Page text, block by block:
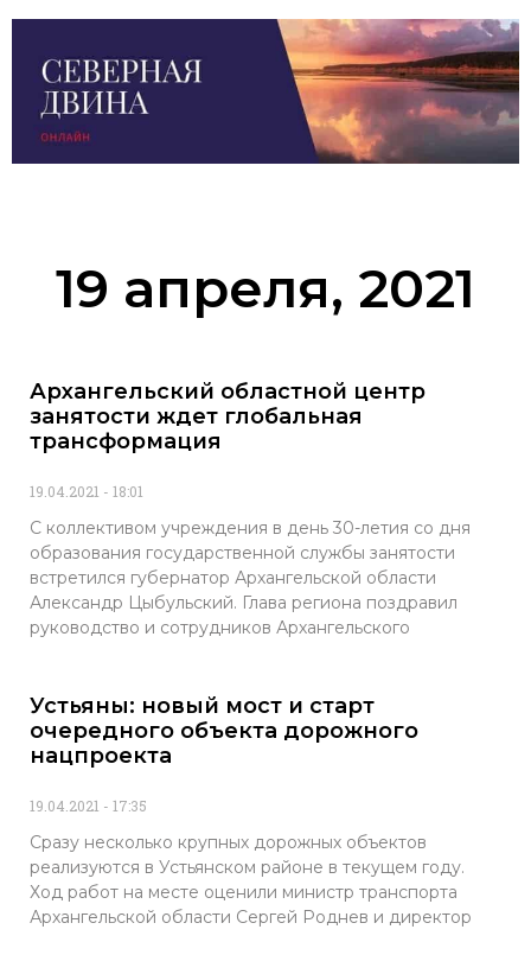
19 апреля, 2021
Архангельский областной центр
занятости ждет глобальная
трансформация
19.04.2021 18:01
С коллективом учреждения в день 30-летия со дня
образования государственной службы занятости
встретился губернатор Архангельской области
Александр Цыбульский. Глава региона поздравил
руководство и сотрудников Архангельского
Устьяны: новый мост и старт
очередного объекта дорожного
нацпроекта
19.04.2021 17:35
Сразу несколько крупных дорожных объектов
реализуются в Устьянском районе в текущем году.
Ход работ на месте оценили министр транспорта
Архангельской области Сергей Роднев и директор